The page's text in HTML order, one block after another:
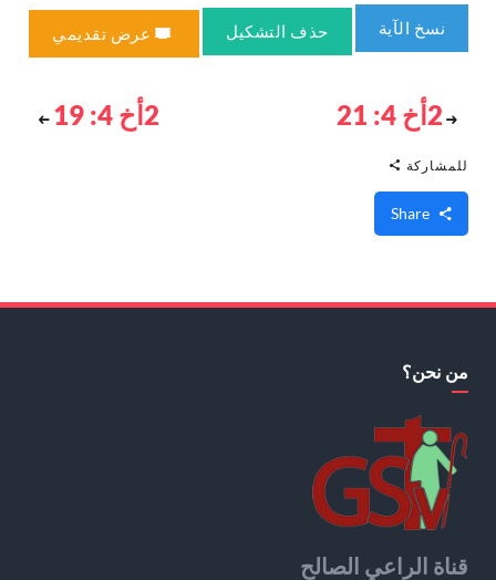
نسخ الآية حذف التشكيل عرض تقديمي
2أخ 4: 21 2أخ 4: 19
للمشاركة
من نحن؟
قناة الراعي الصالح